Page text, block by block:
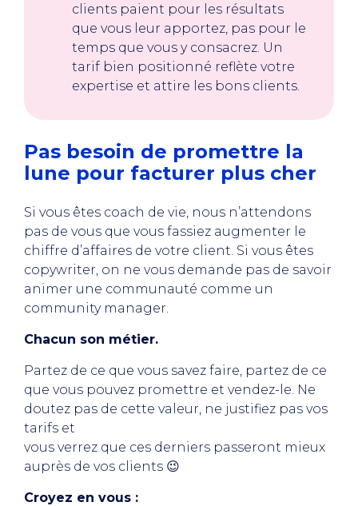
clients paient pour les résultats
que vous leur apportez, pas pour le
temps que vous y consacrez. Un
tarif bien positionné reflète votre
expertise et attire les bons clients.
Pas besoin de promettre la
lune pour facturer plus cher
Si vous êtes coach de vie, nous n’attendons
pas de vous que vous fassiez augmenter le
chiffre d’affaires de votre client. Si vous êtes
copywriter, on ne vous demande pas de savoir
animer une communauté comme un
community manager.
Chacun son métier.
Partez de ce que vous savez faire, partez de ce
que vous pouvez promettre et vendez-le. Ne
doutez pas de cette valeur, ne justifiez pas vos
tarifs et
vous verrez que ces derniers passeront mieux
auprès de vos clients 😉
Croyez en vous :